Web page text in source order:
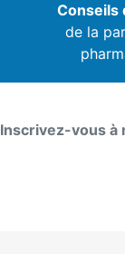
Conseils
de la
Inscrivez-vous à